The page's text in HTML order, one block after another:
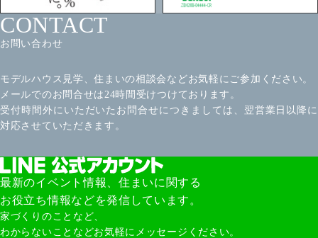
お問い合わせ
CONTACT
モデルハウス見学、住まいの相談会などお気軽にご参加ください。
メールでのお問合せは24時間受けつけております。
受付時間外にいただいたお問合せにつきましては、翌営業日以降に
対応させていただきます。
最新のイベント情報、住まいに関する
お役立ち情報などを発信しています。
家づくりのことなど、
わからないことなどお気軽にメッセージください。